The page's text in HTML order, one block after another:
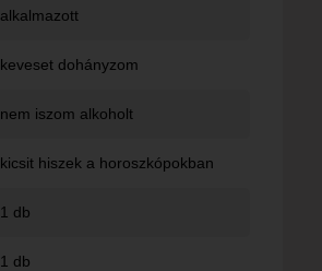
alkalmazott
keveset dohányzom
nem iszom alkoholt
kicsit hiszek a horoszkópokban
1 db
1 db